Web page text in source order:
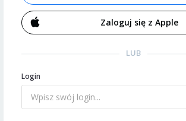
Zaloguj się z Apple
LUB
Login